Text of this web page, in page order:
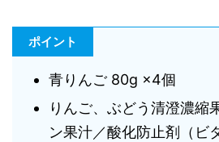
ポイント
青りんご 80g ×4個
りんご、ぶどう清澄濃縮
ン果汁／酸化防止剤（ビ